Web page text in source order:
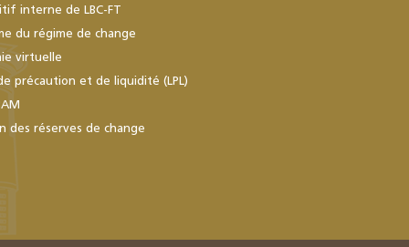
interne de LBC-FT
du régime de change
virtuelle
précaution et de liquidité (LPL)
des réserves de change